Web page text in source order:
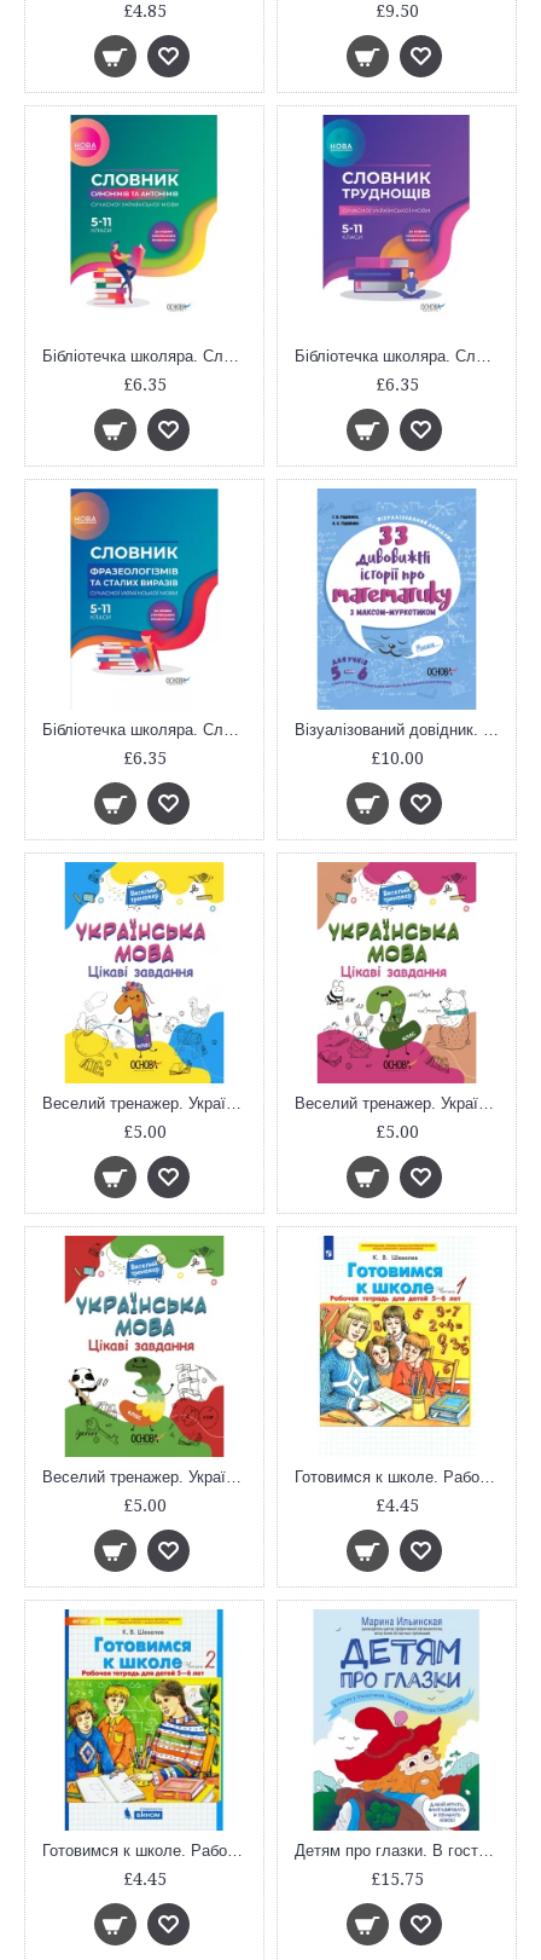
£4.85 £9.50
Бібліотечка школяра. Словник синонімів та антонімів сучасної української мови. 5–11-й класи. КДН009
£6.35
Бібліотечка школяра. Словник труднощів сучасної української мови. 5–11-й класи. КДН007
£6.35
Бібліотечка школяра. Словник фразеологізмів та сталих виразів сучасної української мови. 5-11 клас КДН008
£6.35
Візуалізований довідник. 33 дивовижні історії про математику з Максом-Муркотиком. Для учнів 5-6 класів. ВИД004
£10.00
Веселий тренажер. Українська мова. Цікаві завдання. 1 клас. УШД004
£5.00
Веселий тренажер. Українська мова. Цікаві завдання. 2 клас. УШД005
£5.00
Веселий тренажер. Українська мова. Цікаві завдання. 3 клас. УШД006
£5.00
Готовимся к школе. Рабочая тетрадь для детей 5-6 лет (В 2-х частях. Часть 1. ФГОС ДО)
£4.45
Готовимся к школе. Рабочая тетрадь для детей 5-6 лет (В 2-х частях. Часть 2. ФГОС ДО)
£4.45
Детям про глазки. В гостях у Глазастиков, Гномика и профессора Глаз Глазыча
£15.75